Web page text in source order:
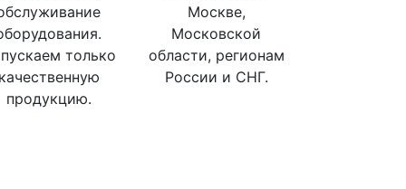
только
продукцию.
Москве,
Московской
области, регионам
России и СНГ.